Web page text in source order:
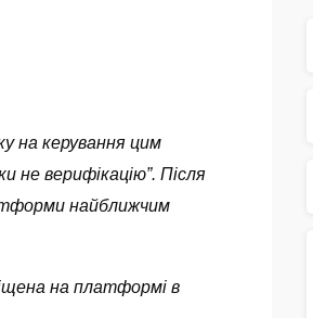
на керування цим
не верифікацію”. Після
найближчим
на платформі в